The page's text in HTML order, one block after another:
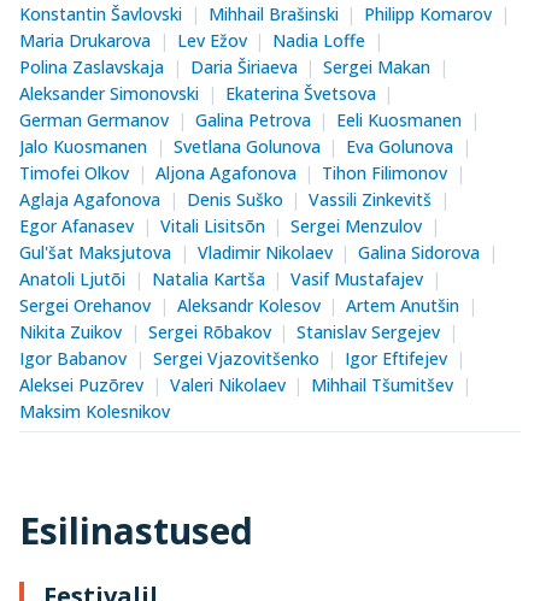
Konstantin Šavlovski Mihhail Brašinski
Philipp Komarov
Maria Drukarova
Lev Ežov
Nadia Loffe
Polina Zaslavskaja
Daria Širiaeva
Sergei Makan
Aleksander Simonovski
Ekaterina Švetsova
German Germanov
Galina Petrova
Eeli Kuosmanen
Jalo Kuosmanen
Svetlana Golunova
Eva Golunova
Timofei Olkov
Aljona Agafonova
Tihon Filimonov
Aglaja Agafonova
Denis Suško
Vassili Zinkevitš
Egor Afanasev
Vitali Lisitsõn
Sergei Menzulov
Gul'šat Maksjutova
Vladimir Nikolaev
Galina Sidorova
Anatoli Ljutõi
Natalia Kartša
Vasif Mustafajev
Sergei Orehanov
Aleksandr Kolesov
Artem Anutšin
Nikita Zuikov
Sergei Rõbakov
Stanislav Sergejev
Igor Babanov
Sergei Vjazovitšenko
Igor Eftifejev
Aleksei Puzõrev
Valeri Nikolaev
Mihhail Tšumitšev
Maksim Kolesnikov
Esilinastused